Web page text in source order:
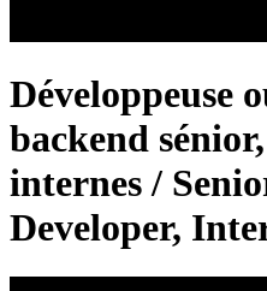
Développeuse
backend
internes /
Developer,